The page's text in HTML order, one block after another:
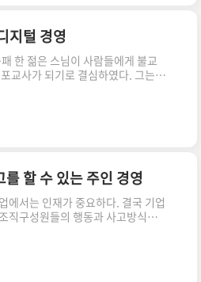
쟁사들과의 신제품 개발 경쟁에
공에 도취되어 안일하게 생각하는
어 있었다. 이를 타개하기 ..
지털 경영
한 젊은 스님이 사람들에게 불교
교사가 되기로 결심하였다. 그는
을 청했는데 그들은 한결같이 ‘제
깨워 주는 것이었다. ‘제행무
면 우리들은 무상을 죽음과 같은
나 불교적 의미로는 만나는 사람
다. 부처님은 모든 존재는 영원하
고 끊임없이 노력하여 해탈을 구하
는데, 이는 곧 세상의 흐름에 따라
할 수 있는 주인 경영
에서는 인재가 중요하다. 결국 기업
직구성원들의 행동과 사고방식이
에서든지 자기계발이 우선 순위가
하는 것이 능사가 아니다. 여기에
아이디어와 서비스가 겸비되어야
이트를 하는 이에게 단순히 접시